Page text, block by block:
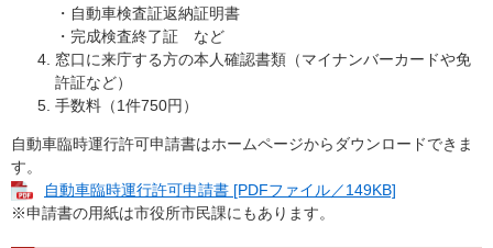
・自動車検査証返納証明書
・完成検査終了証 など
窓口に来庁する方の本人確認書類（マイナンバーカードや免
許証など）
手数料（1件750円）
自動車臨時運行許可申請書はホームページからダウンロードできま
す。
自動車臨時運行許可申請書 [PDFファイル／149KB]
※申請書の用紙は市役所市民課にもあります。